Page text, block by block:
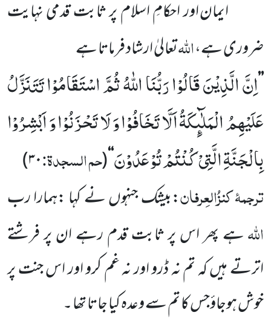
ایمان اور احکامِ اسلام پر ثابت قدمی نہایت
ضروری ہے،اللہتعالیٰ ارشاد فرماتا ہے
’’اِنَّ الَّذِیْنَ قَالُوْا رَبُّنَا اللّٰهُ ثُمَّ اسْتَقَامُوْا تَتَنَزَّلُ
عَلَیْهِمُ الْمَلٰٓىٕكَةُ اَلَّا تَخَافُوْا وَ لَا تَحْزَنُوْا وَ اَبْشِرُوْا
بِالْجَنَّةِ الَّتِیْ كُنْتُمْ تُوْعَدُوْنَ‘‘
(حم السجدۃ:۳۰)
ترجمۂکنزُالعِرفان:بیشک جنہوں نے کہا :ہمارا رب
اللہہےپھر اس پر ثابت قدم رہے ان پر فرشتے
اترتے ہیں کہ تم نہ ڈرو اورنہ غم کرو اور اس جنت پر
خوش ہوجاؤجس کا تم سے وعدہ کیا جاتا تھا ۔